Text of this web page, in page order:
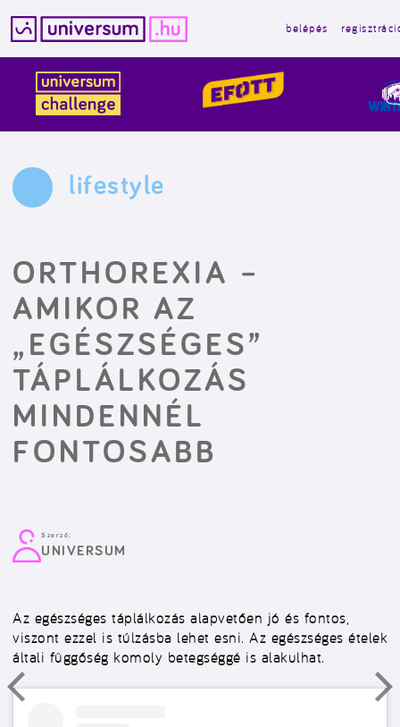
tartalomba
belépés
lifestyle
ORTHOREXIA –
AMIKOR AZ
„EGÉSZSÉGES”
TÁPLÁLKOZÁS
MINDENNÉL
FONTOSABB
Szerző:
UNIVERSUM
Az egészséges táplálkozás alapvetően jó és fontos,
viszont ezzel is túlzásba lehet esni. Az egészséges ételek
általi függőség komoly betegséggé is alakulhat.